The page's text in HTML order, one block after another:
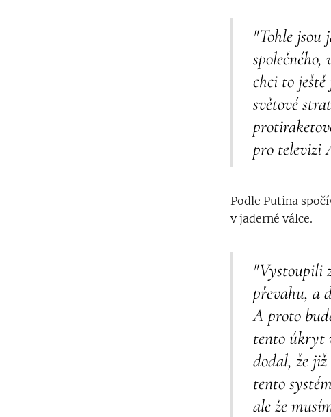
"Tohle jsou
chci to
světové
pro televizi
Podle Putina
v jaderné válce.
"Vystoupili
převahu, a
A proto
tento úkryt
dodal, že
tento
ale že